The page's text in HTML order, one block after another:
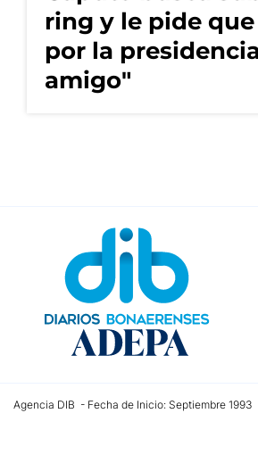
ring y le pide
por la
amigo"
Agencia DIB - Fecha de Inicio: Septiembre 1993